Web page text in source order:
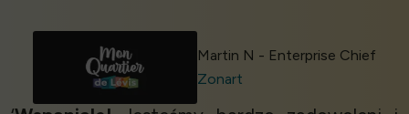
Martin N - Enterprise Chief
Zonart